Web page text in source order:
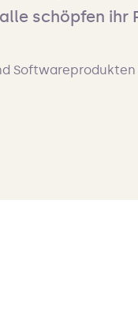
schöpfen ihr